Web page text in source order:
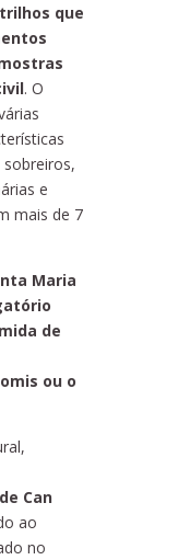
que
. O
e
mais de 7
Maria
de
ou o
Can
ao
no